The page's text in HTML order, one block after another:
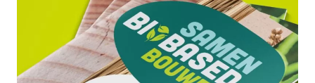
INSTALLATIE
VAN
TWEE
NIEUWE
BOARDLEDEN